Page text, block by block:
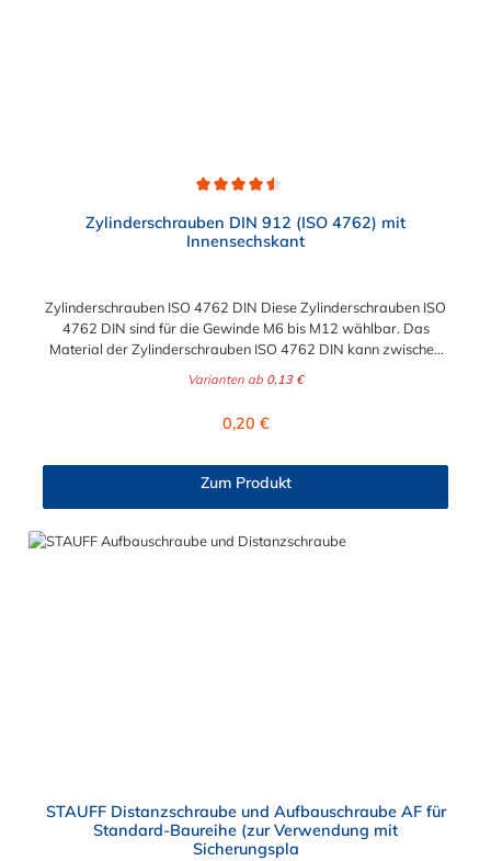
Zylinderschrauben DIN 912 (ISO 4762) mit
Innensechskant
Zylinderschrauben ISO 4762 DIN Diese Zylinderschrauben ISO
4762 DIN sind für die Gewinde M6 bis M12 wählbar. Das
Material der Zylinderschrauben ISO 4762 DIN kann zwischen
Varianten ab 0,13 €
Regulärer Preis:
0,20 €
Zum Produkt
STAUFF Distanzschraube und Aufbauschraube AF für
Standard-Baureihe (zur Verwendung mit
Sicherungspla